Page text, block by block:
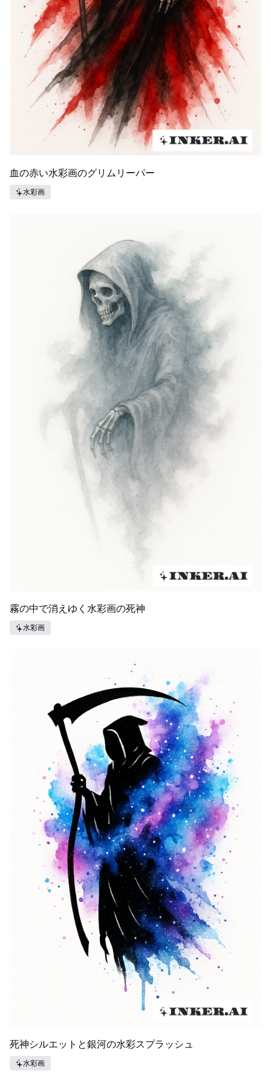
血の赤い水彩画のグリムリーパー
水彩画
霧の中で消えゆく水彩画の死神
水彩画
死神シルエットと銀河の水彩スプラッシュ
水彩画